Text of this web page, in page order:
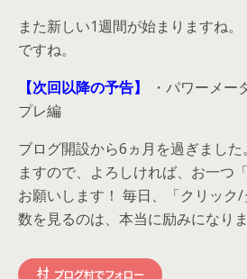
また新しい1週間が始まりますね。
ですね。
【次回以降の予告】
・パワーメ
プレ編
ブログ開設から6ヵ月を過ぎました
ますので、よろしければ、お一つ
お願いします！ 毎日、「クリック
数を見るのは、本当に励みになりま